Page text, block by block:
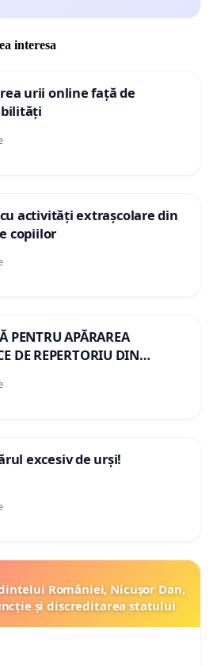
interesa
urii online față de
activități extrașcolare din
copiilor
PENTRU APĂRAREA
DE REPERTORIU DIN
excesiv de urși!
României, Nicușor Dan,
și discreditarea statului